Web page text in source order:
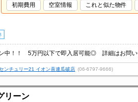
初期費用
空室情報 これと似た物件
中！！ 5万円以下で即入居可能◎ 詳細はお問い
ンチュリー21 イオン喜連瓜破店 (06-6797-9666)
リーン